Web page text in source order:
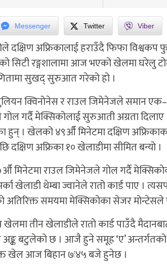
Messenger Twitter Viber
दक्षिण अफ्रिकालाई हराउँदै फिफा
सिटी रङ्गशालामा आज भएको खेलमा घरेलु
सुखद् सुरुआत गरेको हो ।
क्विनोनेस र राउल जिमेनेजले समान
गर्दै मेक्सिकोलाई सुरुआती अग्रता दिलाए
। खेलको ४९औँ मिनेटमा दक्षिण
दक्षिण अफ्रिका १० खेलाडीमा सीमित बन्यो ।
राउल जिमेनेजले गोल गर्दै
खेलाडी थेम्बा ज्वानेले रातो कार्ड पाए ।
समयमा मेक्सिकोका सेजर मोन्टेसले
तीन खेलाडीले रातो कार्ड पाउँदै
अङ्क बटुलेको छ । आजै हुने समूह ‘ए’
खेल आज बिहान ७ः४५ बजे हुनेछ ।